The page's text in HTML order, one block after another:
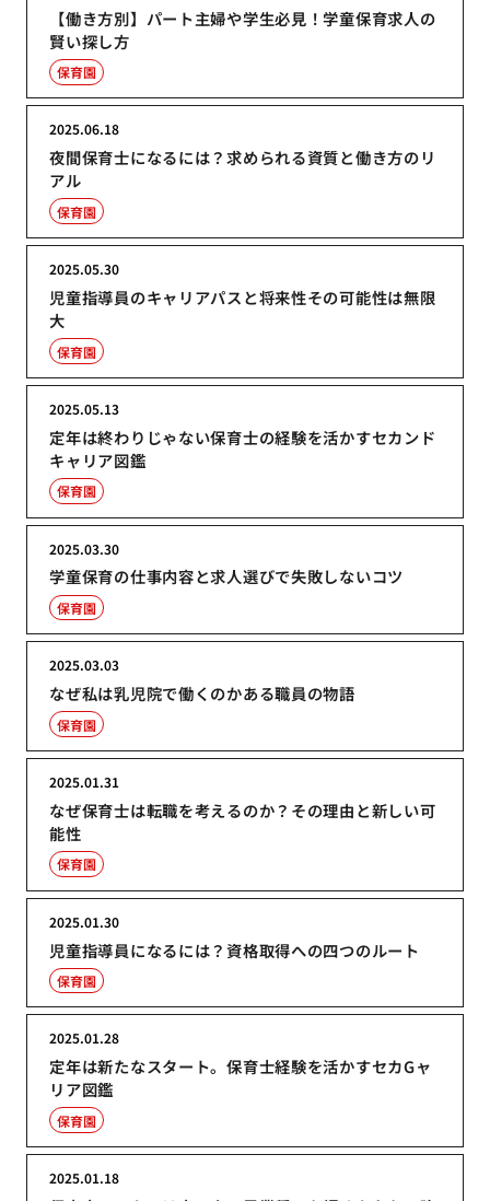
【働き方別】パート主婦や学生必見！学童保育求人の
賢い探し方
保育園
夜間保育士になるには？求められる資質と働き方のリ
アル
2025.06.18
保育園
児童指導員のキャリアパスと将来性その可能性は無限
大
2025.05.30
保育園
定年は終わりじゃない保育士の経験を活かすセカンド
キャリア図鑑
2025.05.13
保育園
学童保育の仕事内容と求人選びで失敗しないコツ
2025.03.30
保育園
なぜ私は乳児院で働くのかある職員の物語
2025.03.03
保育園
なぜ保育士は転職を考えるのか？その理由と新しい可
能性
2025.01.31
保育園
児童指導員になるには？資格取得への四つのルート
2025.01.30
保育園
定年は新たなスタート。保育士経験を活かすセカGャ
リア図鑑
2025.01.28
保育園
2025.01.18